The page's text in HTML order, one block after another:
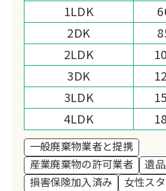
一都三県(東京都・埼玉県
千葉県)を対応エリアとし
どんなことでもまずはお
ださいませ。誠実な対応
品整理をお約束いたしま
1LDK
2DK
2LDK
3DK
3LDK
4LDK
一般廃棄物業者と提携
産業廃棄物の許可業者
遺
損害保険加入済み
女性ス